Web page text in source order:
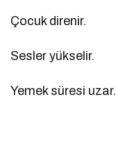
Çocuk direnir.
Sesler yükselir.
Yemek süresi uzar.